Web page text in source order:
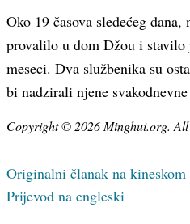
Oko 19 časova sledećeg
provalilo u dom Džou i
meseci. Dva službenika su
bi nadzirali njene
Copyright © 2026 Minghui.org. All
Originalni članak na kineskom
Prijevod na engleski